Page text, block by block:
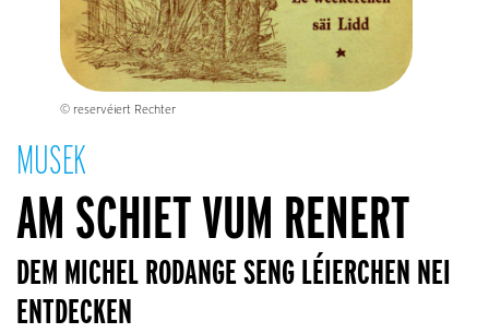
MUSEK
© reservéiert Rechter
AM SCHIET VUM RENERT
DEM MICHEL RODANGE SENG LÉIERCHEN NEI
ENTDECKEN